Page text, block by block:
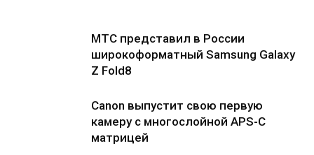
МТС представил в России
широкоформатный Samsung Galaxy
Z Fold8
Canon выпустит свою первую
камеру с многослойной APS-C
матрицей